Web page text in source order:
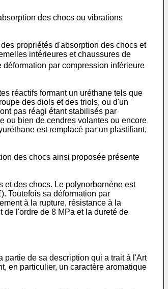
des chocs ou vibrations
propriétés d'absorption des chocs et
intérieures et chaussures de
déformation par compression inférieure
réactifs formant un uréthane tels que
des diols et des triols, ou d'un
pas réagi étant stabilisés par
ou bien de cendres volantes ou encore
est remplacé par un plastifiant,
des chocs ainsi proposée présente
et des chocs. Le polynorbornène est
Toutefois sa déformation par
à la rupture, résistance à la
l'ordre de 8 MPa et la dureté de
de sa description qui a trait à l'Art
en particulier, un caractère aromatique